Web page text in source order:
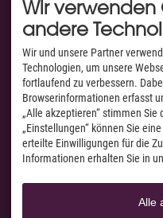
Kunst & Kultur
Eventkalender
Exquisit Eisgala
Allgäuer Abend
Musik im Hotel
Kunst im Hotel
SERVICE
Unsere Zimmer &
Suiten
Suchen & Buchen
Anfragen
Anfahrt & Routenplaner
Webcams & Livecams
A-Z
Wir verwenden
andere
Wir und unsere Partner
Technologien, um unsere
fortlaufend zu verbessern.
Browserinformationen erfasst
„Alle akzeptieren“ stimmen
„Einstellungen“ können Sie
erteilte Einwilligungen für die
Informationen erhalten Sie in
Alle